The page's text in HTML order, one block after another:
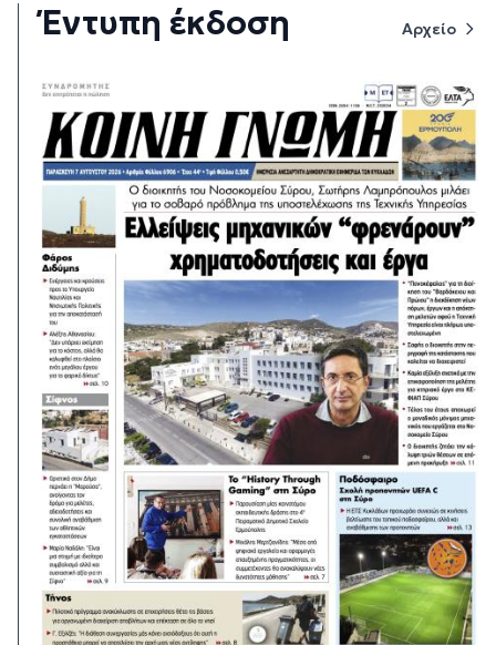
Έντυπη έκδοση Αρχείο